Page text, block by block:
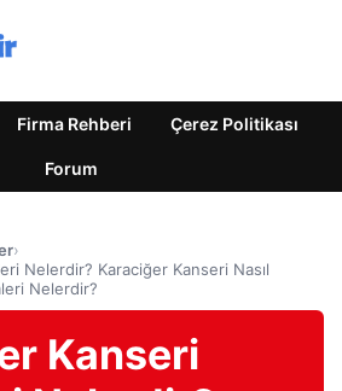
Firma Rehberi Çerez Politikası
Forum
›
Nelerdir? Karaciğer Kanseri Nasıl
Nelerdir?
Kanseri